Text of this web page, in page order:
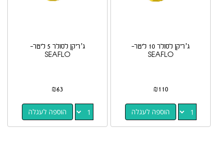
ג’ריקן לסולר 10 ליטר-
SEAFLO
₪110
הוספה לעגלה
ג’ריקן לסולר 5 ליטר-
SEAFLO
₪63
הוספה לעגלה